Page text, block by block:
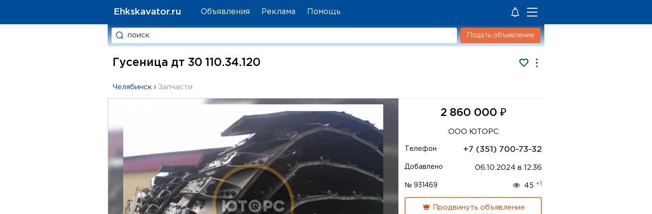
Ehkskavator.ru Объявления Реклама Помощь
Подать объявление
Гусеница дт 30 110.34.120
Челябинск › Запчасти
2 860 000 ₽
ООО ЮТОРС
Телефон +7 (351) 700-73-32
Добавлено 06.10.2024 в 12:36
№ 931469 45 +1
Продвинуть объявление